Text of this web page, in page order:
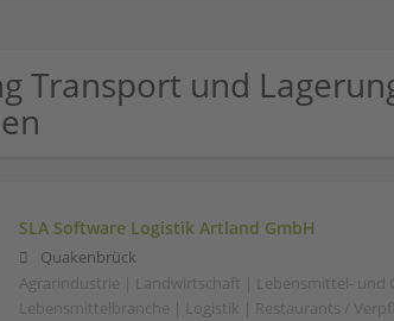
Transport und
SLA Software Logistik Artland GmbH
Quakenbrück
Agrarindustrie | Landwirtschaft | Lebensmittel- und
Lebensmittelbranche | Logistik | Restaurants /